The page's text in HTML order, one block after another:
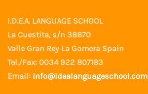
I.D.E.A. LANGUAGE SCHOOL
La Cuestita, s/n 38870
Valle Gran Rey La Gomera Spain
Tel./Fax: 0034 922 807183
Email: info@idealanguageschool.com